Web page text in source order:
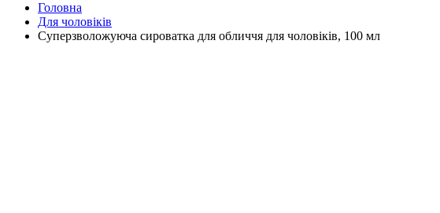
Головна
Для чоловіків
Суперзволожуюча сироватка для обличчя для чоловіків, 100 мл